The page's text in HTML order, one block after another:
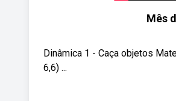
Mês
Dinâmica 1 - Caça objetos
6,6) ...